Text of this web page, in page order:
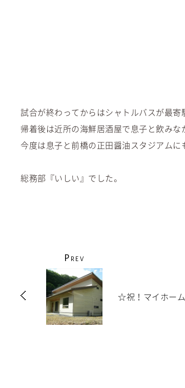
試合が終わってからはシャトルバスが最寄
帰着後は近所の海鮮居酒屋で息子と飲みな
今度は息子と前橋の正田醤油スタジアム
総務部『いしい』でした。
P REV
☆祝！マイホー